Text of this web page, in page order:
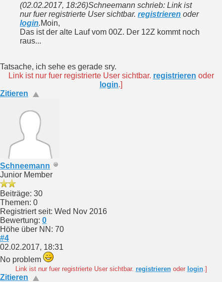
(02.02.2017, 18:26)Schneemann schrieb: Link ist
nur fuer registrierte User sichtbar. registrieren oder
login.Moin,
Das ist der alte Lauf vom 00Z. Der 12Z kommt noch
raus...
Tatsache, ich sehe es gerade sry.
Link ist nur fuer registrierte User sichtbar. registrieren oder
login.]
Zitieren
Schneemann
Junior Member
Beiträge: 30
Themen: 0
Registriert seit: Wed Nov 2016
Bewertung: 0
Höhe über NN: 70
#4
02.02.2017, 18:31
No problem
Link ist nur fuer registrierte User sichtbar. registrierenoder login.]
Zitieren